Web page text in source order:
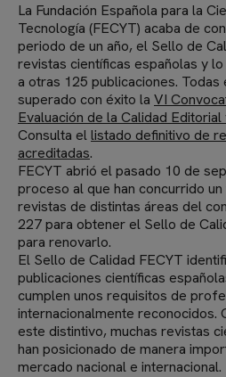
La Fundación Española para la
Tecnología (FECYT) acaba de
periodo de un año, el Sello de
revistas científicas españolas y
a otras 125 publicaciones. Todas
superado con éxito la VI
Evaluación de la Calidad Editorial
Consulta ellistado definitivo de
acreditadas.
FECYT abrió el pasado 10 de
proceso al que han concurrido
revistas de distintas áreas del
227 para obtener el Sello de
para renovarlo.
El Sello de Calidad FECYT
publicaciones científicas
cumplen unos requisitos de
internacionalmente reconocidos.
este distintivo, muchas revistas
han posicionado de manera
mercado nacional e internacional.